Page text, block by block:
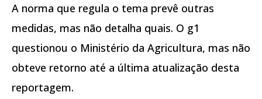
A norma que regula o tema prevê outras
medidas, mas não detalha quais. O g1
questionou o Ministério da Agricultura, mas não
obteve retorno até a última atualização desta
reportagem.